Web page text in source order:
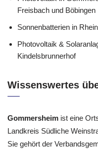
Freisbach und Böbingen
Sonnenbatterien in
Photovoltaik &
Kindelsbrunnerhof
Wissenswertes
Gommersheim ist eine
Landkreis Südliche
Sie gehört der